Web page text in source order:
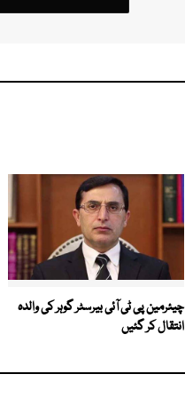
چیئرمین پی ٹی آئی بیرسٹر گوہر کی والدہ
انتقال کر گئیں